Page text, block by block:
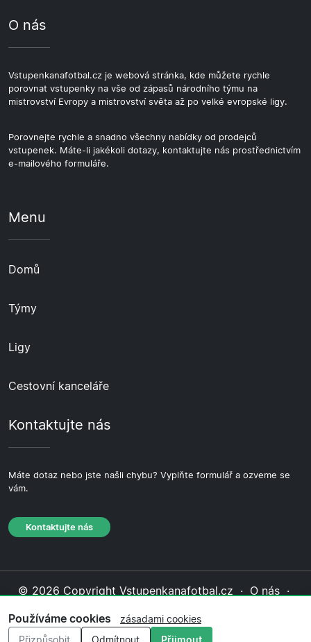
O nás
Vstupenkanafotbal.cz je webová stránka, kde můžete rychle
porovnat vstupenky na vše od zápasů národního týmu na
mistrovství Evropy a mistrovství světa až po velké evropské ligy.
Porovnejte rychle a snadno všechny nabídky od prodejců
vstupenek. Máte-li jakékoli dotazy, kontaktujte nás prostřednictvím
e-mailového formuláře.
Menu
Domů
Týmy
Ligy
Cestovní kanceláře
Kontaktujte nás
Máte dotaz nebo jste našli chybu? Vyplňte formulář a ozveme se
vám.
Kontaktujte nás
© 2026 Copyright Vstupenkanafotbal.cz · O nás ·
cookies·Redakční zásady
Používáme cookies
zásadami cookies
Přizpůsobit
Odmítnout Přijmout